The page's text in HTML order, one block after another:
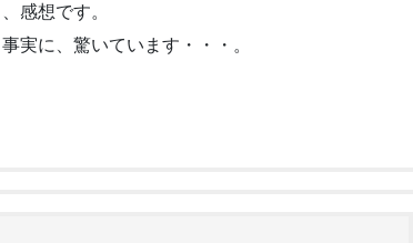
感想です。
実に、驚いています・・・。